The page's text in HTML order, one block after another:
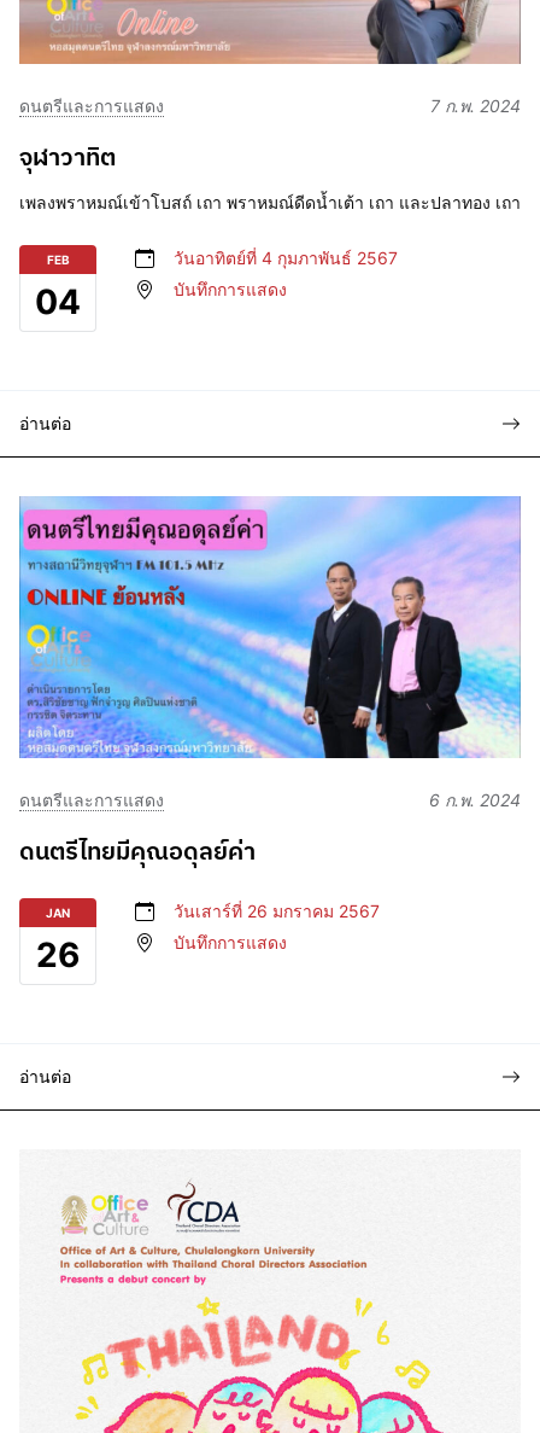
ดนตรีและการแสดง 7 ก.พ. 2024
จุฬาวาทิต
เพลงพราหมณ์เข้าโบสถ์ เถา พราหมณ์ดีดน้ำเต้า เถา และปลาทอง เถา
FEB
04
วันอาทิตย์ที่ 4 กุมภาพันธ์ 2567
บันทึกการแสดง
อ่านต่อ
ดนตรีและการแสดง 6 ก.พ. 2024
ดนตรีไทยมีคุณอดุลย์ค่า
JAN
26
วันเสาร์ที่ 26 มกราคม 2567
บันทึกการแสดง
อ่านต่อ